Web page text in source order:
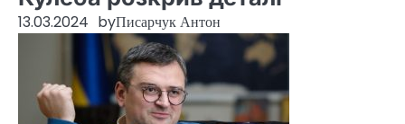
13.03.2024 byПисарчук Антон